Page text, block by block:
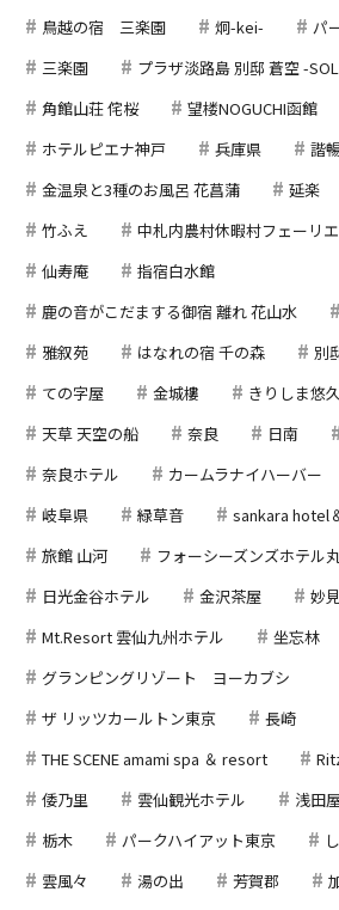
鳥越の宿 三楽園
炯-kei-
パ
三楽園
プラザ淡路島 別邸 蒼空 -
角館山荘 侘桜
望楼NOGUCHI函館
ホテルピエナ神戸
兵庫県
諧
金温泉と3種のお風呂 花菖蒲
延楽
竹ふえ
中札内農村休暇村フェーリ
仙寿庵
指宿白水館
鹿の音がこだまする御宿 離れ 花山水
雅叙苑
はなれの宿 千の森 別
ての字屋
金城樓
きりしま悠
天草 天空の船
奈良 日南
奈良ホテル
カームラナイハーバー
岐阜県
緑草音
sankara hotel
旅館 山河
フォーシーズンズホテル
日光金谷ホテル
金沢茶屋
妙
Mt.Resort 雲仙九州ホテル
坐忘林
グランピングリゾート ヨーカブシ
ザ リッツカールトン東京
長崎
THE SCENE amami spa ＆ resort
倭乃里
雲仙観光ホテル 浅田
栃木
パークハイアット東京
雲風々
湯の出 芳賀郡